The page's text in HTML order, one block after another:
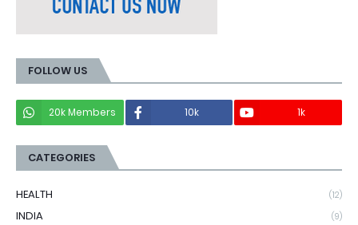
FOLLOW US
20k Members 10k 1k
CATEGORIES
HEALTH (12)
INDIA (9)